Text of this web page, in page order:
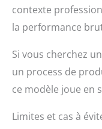
contexte
la performance
Si vous cherchez
un process de
ce modèle joue en
Limites et cas à